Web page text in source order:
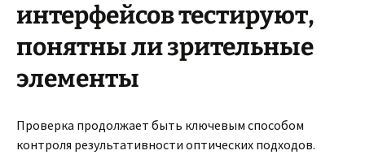
интерфейсов тестируют,
понятны ли зрительные
элементы
Проверка продолжает быть ключевым способом
контроля результативности оптических подходов.